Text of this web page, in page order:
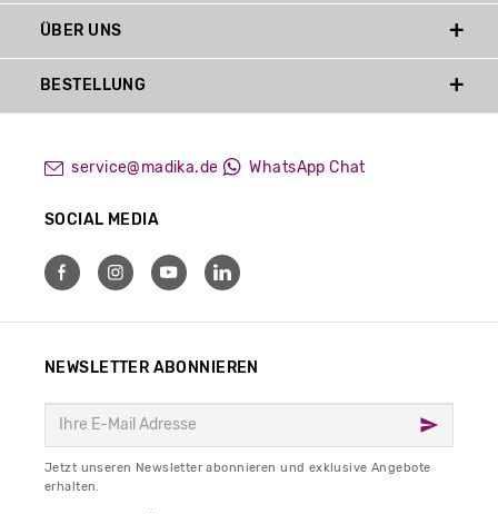
service@madika.de WhatsApp Chat
SOCIAL MEDIA
ÜBER UNS
BESTELLUNG
NEWSLETTER ABONNIEREN
Jetzt unseren Newsletter abonnieren und exklusive Angebote
erhalten.